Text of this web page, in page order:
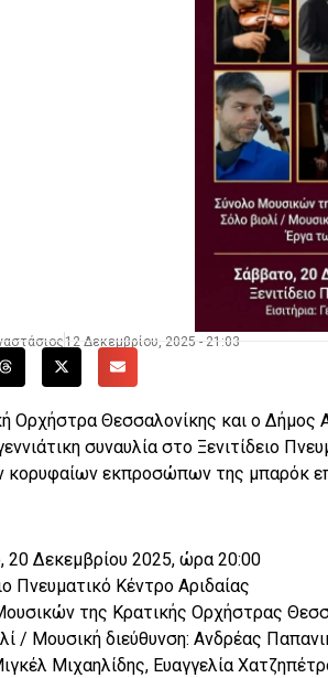
12 Δεκεμβρίου, 2025 - 21:03
Ορχήστρα Θεσσαλονίκης και ο Δήμος
συναυλία στο Ξενιτίδειο
κορυφαίων εκπροσώπων της μπαρόκ
20 Δεκεμβρίου 2025, ώρα 20:00
Πνευματικό Κέντρο Αριδαίας
της Κρατικής Ορχήστρας
/ Μουσική διεύθυνση: Ανδρέας
Μιχαηλίδης, Ευαγγελία